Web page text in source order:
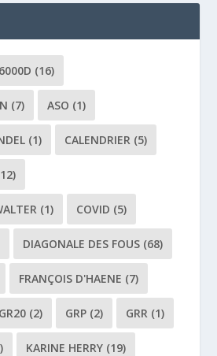
6000D (16)
(7) ASO (1)
(1) CALENDRIER (5)
(1) COVID (5)
DIAGONALE DES FOUS (68)
FRANÇOIS D'HAENE (7)
GR20 (2) GRP (2) GRR (1)
KARINE HERRY (19)